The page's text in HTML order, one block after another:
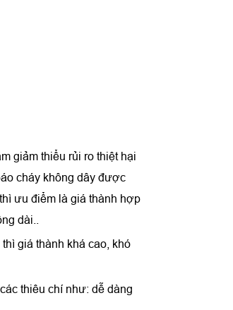
giảm thiểu rủi ro thiệt hại
cháy không dây được
ưu điểm là giá thành hợp
dài..
giá thành khá cao, khó
thiêu chí như: dễ dàng